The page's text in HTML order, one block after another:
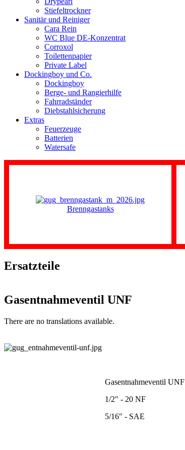
Stiefeltrockner
Sanitär und Reiniger
Cara Rein
WC Blue DE-Konzentrat
Corroxol
Toilettenpapier
Private Label
Dockingboy und Co.
Dockingboy
Berge- und Rangierhilfe
Fahrradständer
Diebstahlsicherung
Extras
Feuerzeuge
Batterien
Watersafe
Brenngastanks
Ersatzteile
Gasentnahmeventil UNF
There are no translations available.
Gasentnahmeventil UNF
1/2" - 20 NF
5/16" - SAE